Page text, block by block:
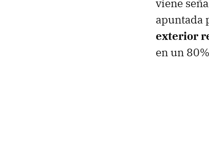
viene
apuntada
exterior
en un